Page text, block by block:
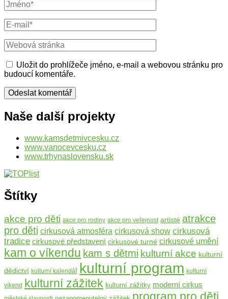
Celé
jméno
E-
mail
Webová
stránka
Uložit do prohlížeče jméno, e-mail a webovou stránku pro
budoucí komentáře.
Naše další projekty
www.kamsdetmivcesku.cz
www.vanocevcesku.cz
www.trhynaslovensku.sk
Štítky
akce pro děti akce pro rodiny akce pro veřejnost artisté atrakce
pro děti cirkusová atmosféra cirkusová show cirkusová
tradice cirkusové představení cirkusové turné cirkusové umění
kam o víkendu kam s dětmi kulturní akce kulturní
dědictví kulturní kalendář kulturní program kulturní
víkend kulturní zážitek kulturní zážitky moderní cirkus